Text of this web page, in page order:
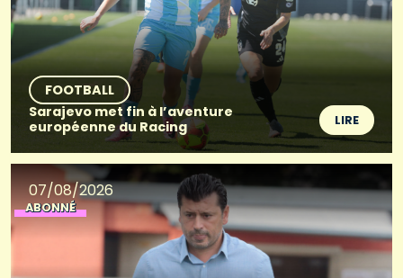
FOOTBALL
Sarajevo met fin à l’aventure
européenne du Racing
LIRE
07/08/2026
ABONNÉ